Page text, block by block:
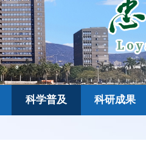
科学普及 科研成果